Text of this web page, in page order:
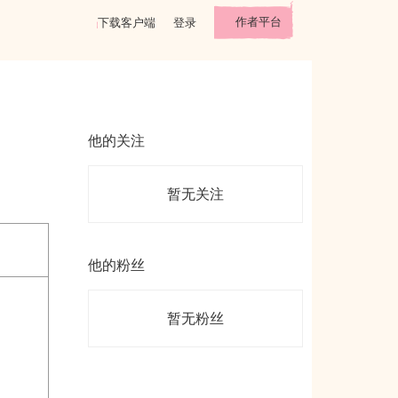
下载客户端 登录 作者平台
他的关注
暂无关注
他的粉丝
暂无粉丝